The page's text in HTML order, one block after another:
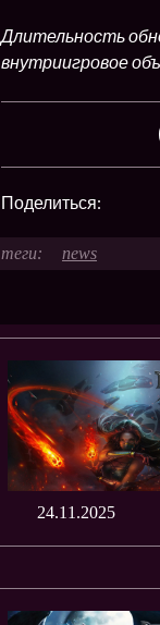
Длительность
внутриигровое
Поделиться:
news
24.11.2025